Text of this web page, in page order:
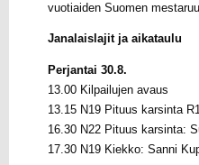
vuotiaiden Suomen
Janalaislajit ja aikataulu
Perjantai 30.8.
13.00 Kilpailujen avaus
13.15 N19 Pituus karsinta
16.30 N22 Pituus karsinta:
17.30 N19 Kiekko: Sanni